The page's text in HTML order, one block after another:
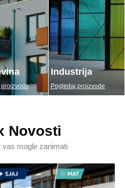
Industrija
Pogledaj proizvode
Novosti
vas mogle zanimati